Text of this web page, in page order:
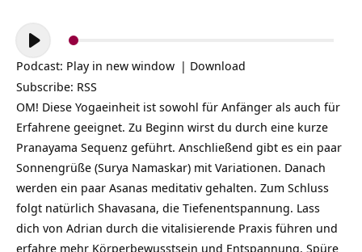
Audio-
Player
Podcast: Play in new window | Download
Subscribe: RSS
OM! Diese Yogaeinheit ist sowohl für Anfänger als auch für
Erfahrene geeignet. Zu Beginn wirst du durch eine kurze
Pranayama Sequenz geführt. Anschließend gibt es ein paar
Sonnengrüße (Surya Namaskar) mit Variationen. Danach
werden ein paar Asanas meditativ gehalten. Zum Schluss
folgt natürlich Shavasana, die Tiefenentspannung. Lass
dich von Adrian durch die vitalisierende Praxis führen und
erfahre mehr Körperbewusstsein und Entspannung. Spüre